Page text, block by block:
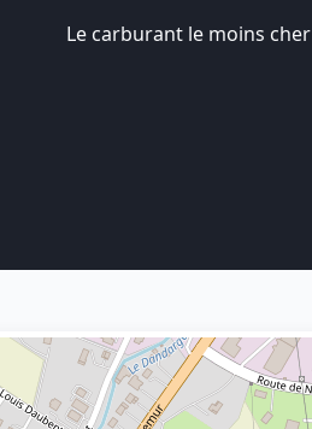
Le carburant le moins cher